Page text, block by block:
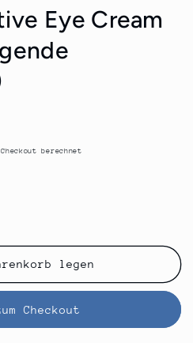
Eye Cream
berechnet
legen
Checkout